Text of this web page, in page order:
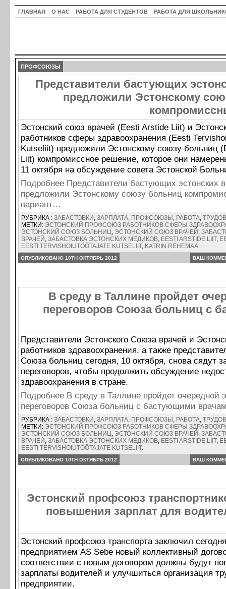
ГЛАВНАЯ О НАС РАБОТА ДЛЯ СТУДЕНТОВ РАБОТА ДЛЯ
ПРОФСОЮЗЫ
Представители бастующих
предложили Эстонскому
Эстонский союз врачей (Eesti Arstide Liit) и
работников сферы здравоохранения (Eesti
Kutseliit) предложили Эстонскому союзу больниц
Liit) компромиссное решение, которое они
11 октября на обсуждение совета Эстонской
Подробнее Представители бастующих эстонских
предложили Эстонскому союзу больниц
вариант…
РУБРИКА : ЗАБАСТОВКИ , ЗАРПЛАТА, ПРОФСОЮЗЫ , РАБОТА,
МЕТКИ: ЭСТОНСКИЙ ПРОФСОЮЗ РАБОТНИКОВ СФЕРЫ
ЭСТОНСКИЙ СОЮЗ БОЛЬНИЦ, ЭСТОНСКИЙ СОЮЗ ВРАЧЕЙ ,
ВРАЧЕЙ , ЗАБАСТОВКА ЭСТОНСКИХ МЕДИКОВ, EESTI ARSTIDE LIIT,
EESTI TERVISHOIUTÖÖTAJATE KUTSELIIT, KATRIN REHEMAA.
ОПУБЛИКОВАНО 10TH ОКТЯБРЬ 2012 ВАШ
В среду в Таллине пройдет
переговоров Союза больниц с
Представители Эстонского Союза врачей и
работников здравоохранения, а также
Союза больниц сегодня, 10 октября, снова сядут
переговоров, чтобы продолжить обсуждение
здравоохранения в стране.
Подробнее В среду в Таллине пройдет очередной
переговоров Союза больниц с бастующими
РУБРИКА : ЗАБАСТОВКИ , ЗАРПЛАТА, ПРОФСОЮЗЫ , РАБОТА,
МЕТКИ: ЭСТОНСКИЙ ПРОФСОЮЗ РАБОТНИКОВ СФЕРЫ
ЭСТОНСКИЙ СОЮЗ БОЛЬНИЦ, ЭСТОНСКИЙ СОЮЗ ВРАЧЕЙ ,
ВРАЧЕЙ , ЗАБАСТОВКА ЭСТОНСКИХ МЕДИКОВ, EESTI ARSTIDE LIIT,
EESTI TERVISHOIUTÖÖTAJATE KUTSELIIT.
ОПУБЛИКОВАНО 10TH ОКТЯБРЬ 2012 ВАШ
Эстонский профсоюз
повышения зарплат для
Эстонский профсоюз транспорта заключил
предприятием AS Sebe новый коллективный
соответствии с новым договором должны будут
зарплаты водителей и улучшиться организация
предприятии.